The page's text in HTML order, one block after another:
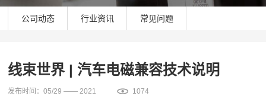
公司动态 行业资讯 常见问题
线束世界 | 汽车电磁兼容技术说明
发布时间：05/29 —— 2021 1074